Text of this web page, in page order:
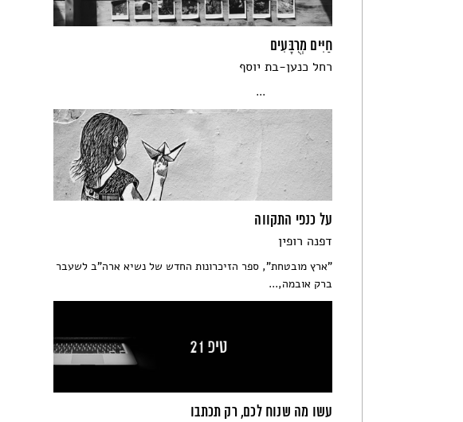
חַיִּים מְרֻבָּעִים
רחל כנען-בת יוסף
...
על כנפי התקווה
דפנה רופין
"ארץ מובטחת", ספר הזיכרונות החדש של נשיא ארה"ב לשעבר
ברק אובמה,...
עשו מה שנוח לכם, רק תכתבו